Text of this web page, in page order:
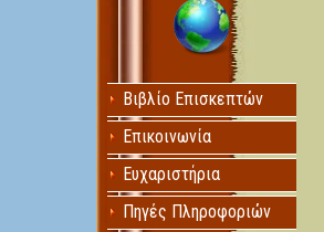
Βιβλίο Επισκεπτών
Επικοινωνία
Ευχαριστήρια
Πηγές Πληροφοριών